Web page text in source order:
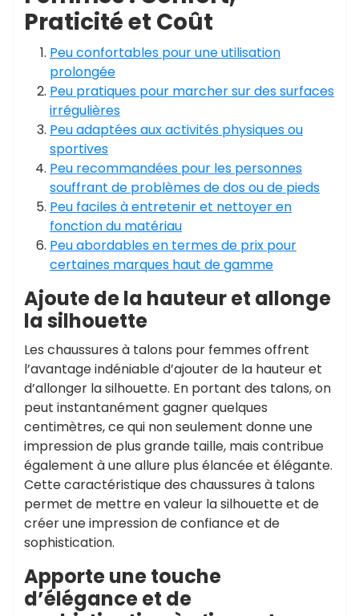
Praticité et Coût
Peu confortables pour une utilisation
prolongée
Peu pratiques pour marcher sur des surfaces
irrégulières
Peu adaptées aux activités physiques ou
sportives
Peu recommandées pour les personnes
souffrant de problèmes de dos ou de pieds
Peu faciles à entretenir et nettoyer en
fonction du matériau
Peu abordables en termes de prix pour
certaines marques haut de gamme
Ajoute de la hauteur et allonge
la silhouette
Les chaussures à talons pour femmes offrent
l’avantage indéniable d’ajouter de la hauteur et
d’allonger la silhouette. En portant des talons, on
peut instantanément gagner quelques
centimètres, ce qui non seulement donne une
impression de plus grande taille, mais contribue
également à une allure plus élancée et élégante.
Cette caractéristique des chaussures à talons
permet de mettre en valeur la silhouette et de
créer une impression de confiance et de
sophistication.
Apporte une touche
d’élégance et de